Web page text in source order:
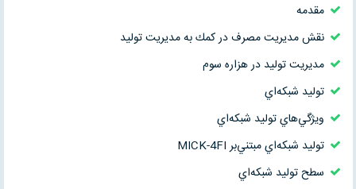
مقدمه
نقش مدیریت مصرف در كمك به مدیریت تولید
مديريت توليد در هزاره سوم
توليد شبكه‌اي
ويژگي‌هاي توليد شبكه‌اي
توليد شبكه‌اي مبتني‌بر MICK-4FI
سطح توليد شبكه‌اي